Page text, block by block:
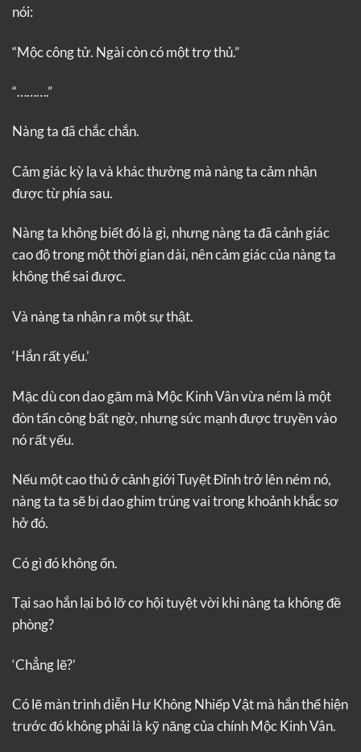
nói:
“Mộc công tử. Ngài còn có một trợ thủ.”
“……….”
Nàng ta đã chắc chắn.
Cảm giác kỳ lạ và khác thường mà nàng ta cảm nhận
được từ phía sau.
Nàng ta không biết đó là gì, nhưng nàng ta đã cảnh giác
cao độ trong một thời gian dài, nên cảm giác của nàng ta
không thể sai được.
Và nàng ta nhận ra một sự thật.
‘Hắn rất yếu.’
Mặc dù con dao găm mà Mộc Kinh Vân vừa ném là một
đòn tấn công bất ngờ, nhưng sức mạnh được truyền vào
nó rất yếu.
Nếu một cao thủ ở cảnh giới Tuyệt Đỉnh trở lên ném nó,
nàng ta ta sẽ bị dao ghim trúng vai trong khoảnh khắc sơ
hở đó.
Có gì đó không ổn.
Tại sao hắn lại bỏ lỡ cơ hội tuyệt vời khi nàng ta không đề
phòng?
‘Chẳng lẽ?’
Có lẽ màn trình diễn Hư Không Nhiếp Vật mà hắn thể hiện
trước đó không phải là kỹ năng của chính Mộc Kinh Vân.